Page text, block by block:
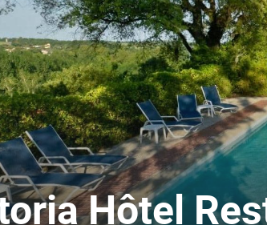
Hôtel